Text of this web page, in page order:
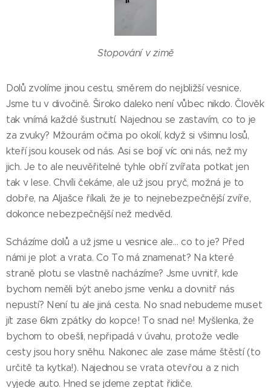
Stopování v zimě
Dolů zvolíme jinou cestu, směrem do nejbližší vesnice.
Jsme tu v divočině. Široko daleko není vůbec nikdo. Člověk
tak vnímá každé šustnutí. Najednou se zastavím, co to je
za zvuky? Mžourám očima po okolí, když si všimnu losů,
kteří jsou kousek od nás. Asi se bojí víc oni nás, než my
jich. Je to ale neuvěřitelné tyhle obří zvířata potkat jen
tak v lese. Chvíli čekáme, ale už jsou pryč, možná je to
dobře, na Aljašce říkali, že je to nejnebezpečnější zvíře,
dokonce nebezpečnější než medvěd.
Scházíme dolů a už jsme u vesnice ale... co to je? Před
námi je plot a vrata. Co To má znamenat? Na které
straně plotu se vlastně nacházíme? Jsme uvnitř, kde
bychom neměli být anebo jsme venku a dovnitř nás
nepustí? Není tu ale jiná cesta. No snad nebudeme muset
jít zase 6km zpátky do kopce! To snad ne! Myšlenka, že
bychom to obešli, nepřipadá v úvahu, protože vedle
cesty jsou hory sněhu. Nakonec ale zase máme štěstí (to
určitě ta kytka!). Najednou se vrata otevřou a z nich
vyjede auto. Hned se jdeme zeptat řidiče.